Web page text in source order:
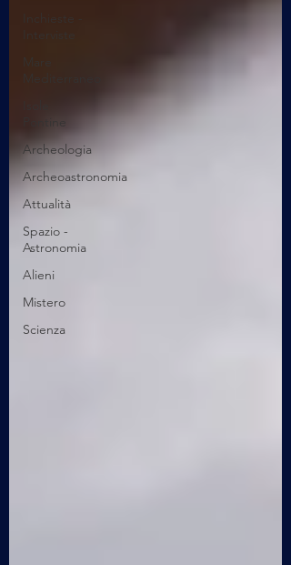
Mare
Mediterraneo
Archeologia
Archeoastronomia
Attualità
Spazio -
Astronomia
Alieni
Mistero
Scienza